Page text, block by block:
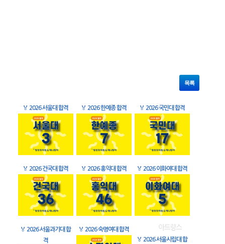
목록
🏅 2026 서울대 합격 🏅 2026 한예종 합격 🏅 2026 국민대 합격
🏅 2026 건국대 합격 🏅 2026 홍익대 합격 🏅 2026 이화여대 합격
🏅 2026 서울과기대 합
격
🏅 2026 숙명여대 합격
🏅 2026 서울시립대 합